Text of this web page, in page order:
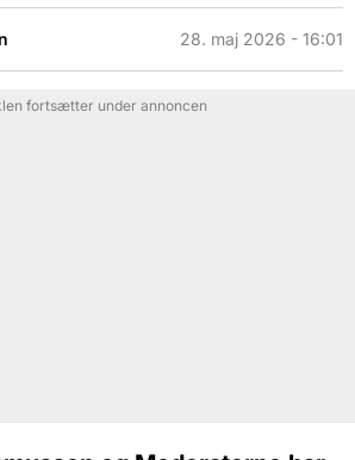
28. maj 2026 - 16:01
fortsætter under annoncen